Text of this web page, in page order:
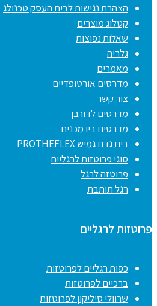
הצהרת נגישות לבית העסק טכנולג
קטלוג מוצרים
שאלות נפוצות
גלריה
מאמרים
מדרסים אורטופדיים
צור קשר
מדרסים לדורבן
מדרסים ביו מכנים
בית גדם גמיש PROTHEFLEX
סוגי פרוטזות לרגליים
פרוטזה לרגל
רגל תותבת
פרוטזות לרגליים
כפות רגליים לפרוטזות
ברכיים לפרוטזות
שרוולי סיליקון לפרוטזות